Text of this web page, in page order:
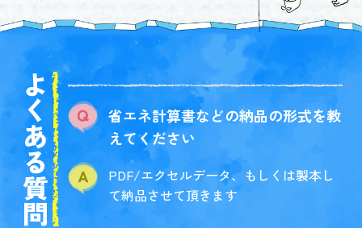
よくある質問
省エネ計算書などの納品の形式を教
えてください
PDF/エクセルデータ、もしくは製本し
て納品させて頂きます